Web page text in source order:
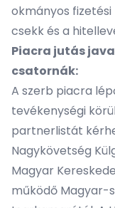
okmányos fizetési
csekk és a
Piacra jutás
csatornák:
A szerb piacra
tevékenységi
partnerlistát
Nagykövetség
Magyar
működő Magyar-